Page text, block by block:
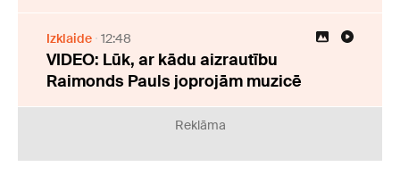
Izklaide 12:48
VIDEO: Lūk, ar kādu aizrautību
Raimonds Pauls joprojām muzicē
Reklāma